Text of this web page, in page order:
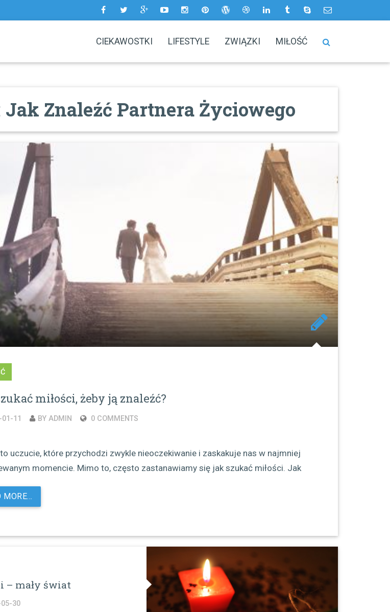
CIEKAWOSTKI LIFESTYLE ZWIĄZKI MIŁOŚĆ
Jak Znaleźć Partnera Życiowego
miłości, żeby ją znaleźć?
11 BY ADMIN 0 COMMENTS
uczucie, które przychodzi zwykle nieoczekiwanie i zaskakuje nas w najmniej
momencie. Mimo to, często zastanawiamy się jak szukać miłości. Jak
MORE…
– mały świat
30